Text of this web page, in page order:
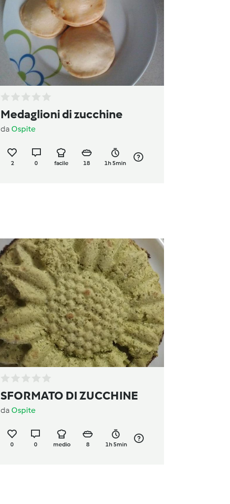
Medaglioni di zucchine
da Ospite
2 0 facile 18 1h 5min
SFORMATO DI ZUCCHINE
da Ospite
0 0 medio 8 1h 5min